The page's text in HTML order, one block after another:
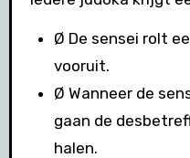
Ø De sensei rolt
vooruit.
Ø Wanneer de
gaan de
halen.